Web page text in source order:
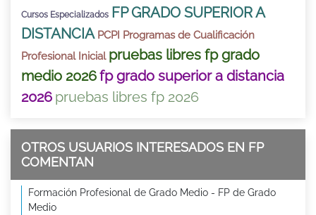
Cursos Especializados FP GRADO SUPERIOR A
DISTANCIA PCPI Programas de Cualificación
Profesional Inicial pruebas libres fp grado
medio 2026fp grado superior a distancia
2026 pruebas libres fp 2026
OTROS USUARIOS INTERESADOS EN FP
COMENTAN
Formación Profesional de Grado Medio - FP de Grado
Medio